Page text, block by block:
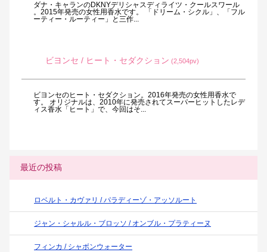
ダナ・キャランのDKNYデリシャスディライツ・クールスワール
。2015年発売の女性用香水です。 「ドリーム・シクル」、「フル
ーティー・ルーティー」と三作...
ビヨンセ / ヒート・セダクション (2,504pv)
ビヨンセのヒート・セダクション。2016年発売の女性用香水で
す。 オリジナルは、2010年に発売されてスーパーヒットしたレデ
ィス香水「ヒート」で、今回はそ...
最近の投稿
ロベルト・カヴァリ / パラディーゾ・アッソルート
ジャン・シャルル・ブロッソ / オンブル・プラティーヌ
フィンカ / シャボンウォーター